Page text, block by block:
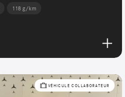
118 g/km
VÉHICULE COLLABORATEUR